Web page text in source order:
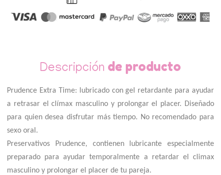
Descripción de producto
Prudence Extra Time: lubricado con gel retardante para ayudar
a retrasar el clímax masculino y prolongar el placer. Diseñado
para quien desea disfrutar más tiempo. No recomendado para
sexo oral.
Preservativos Prudence, contienen lubricante especialmente
preparado para ayudar temporalmente a retardar el climax
masculino y prolongar el placer de tu pareja.